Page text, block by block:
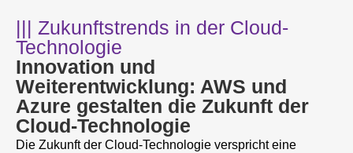
||| Zukunftstrends in der Cloud-
Technologie
Innovation und
Weiterentwicklung: AWS und
Azure gestalten die Zukunft der
Cloud-Technologie
Die Zukunft der Cloud-Technologie verspricht eine